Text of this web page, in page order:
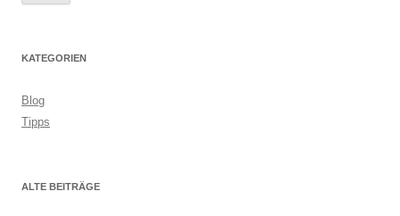
KATEGORIEN
Blog
Tipps
ALTE BEITRÄGE